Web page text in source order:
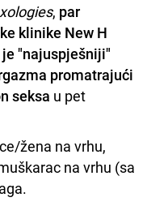
, par
klinike New H
"najuspješniji"
promatrajući
seksa u pet
žena na vrhu,
na vrhu (sa